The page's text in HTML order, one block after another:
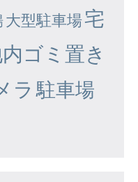
大型駐車場宅
ゴミ置き
ラ 駐車場